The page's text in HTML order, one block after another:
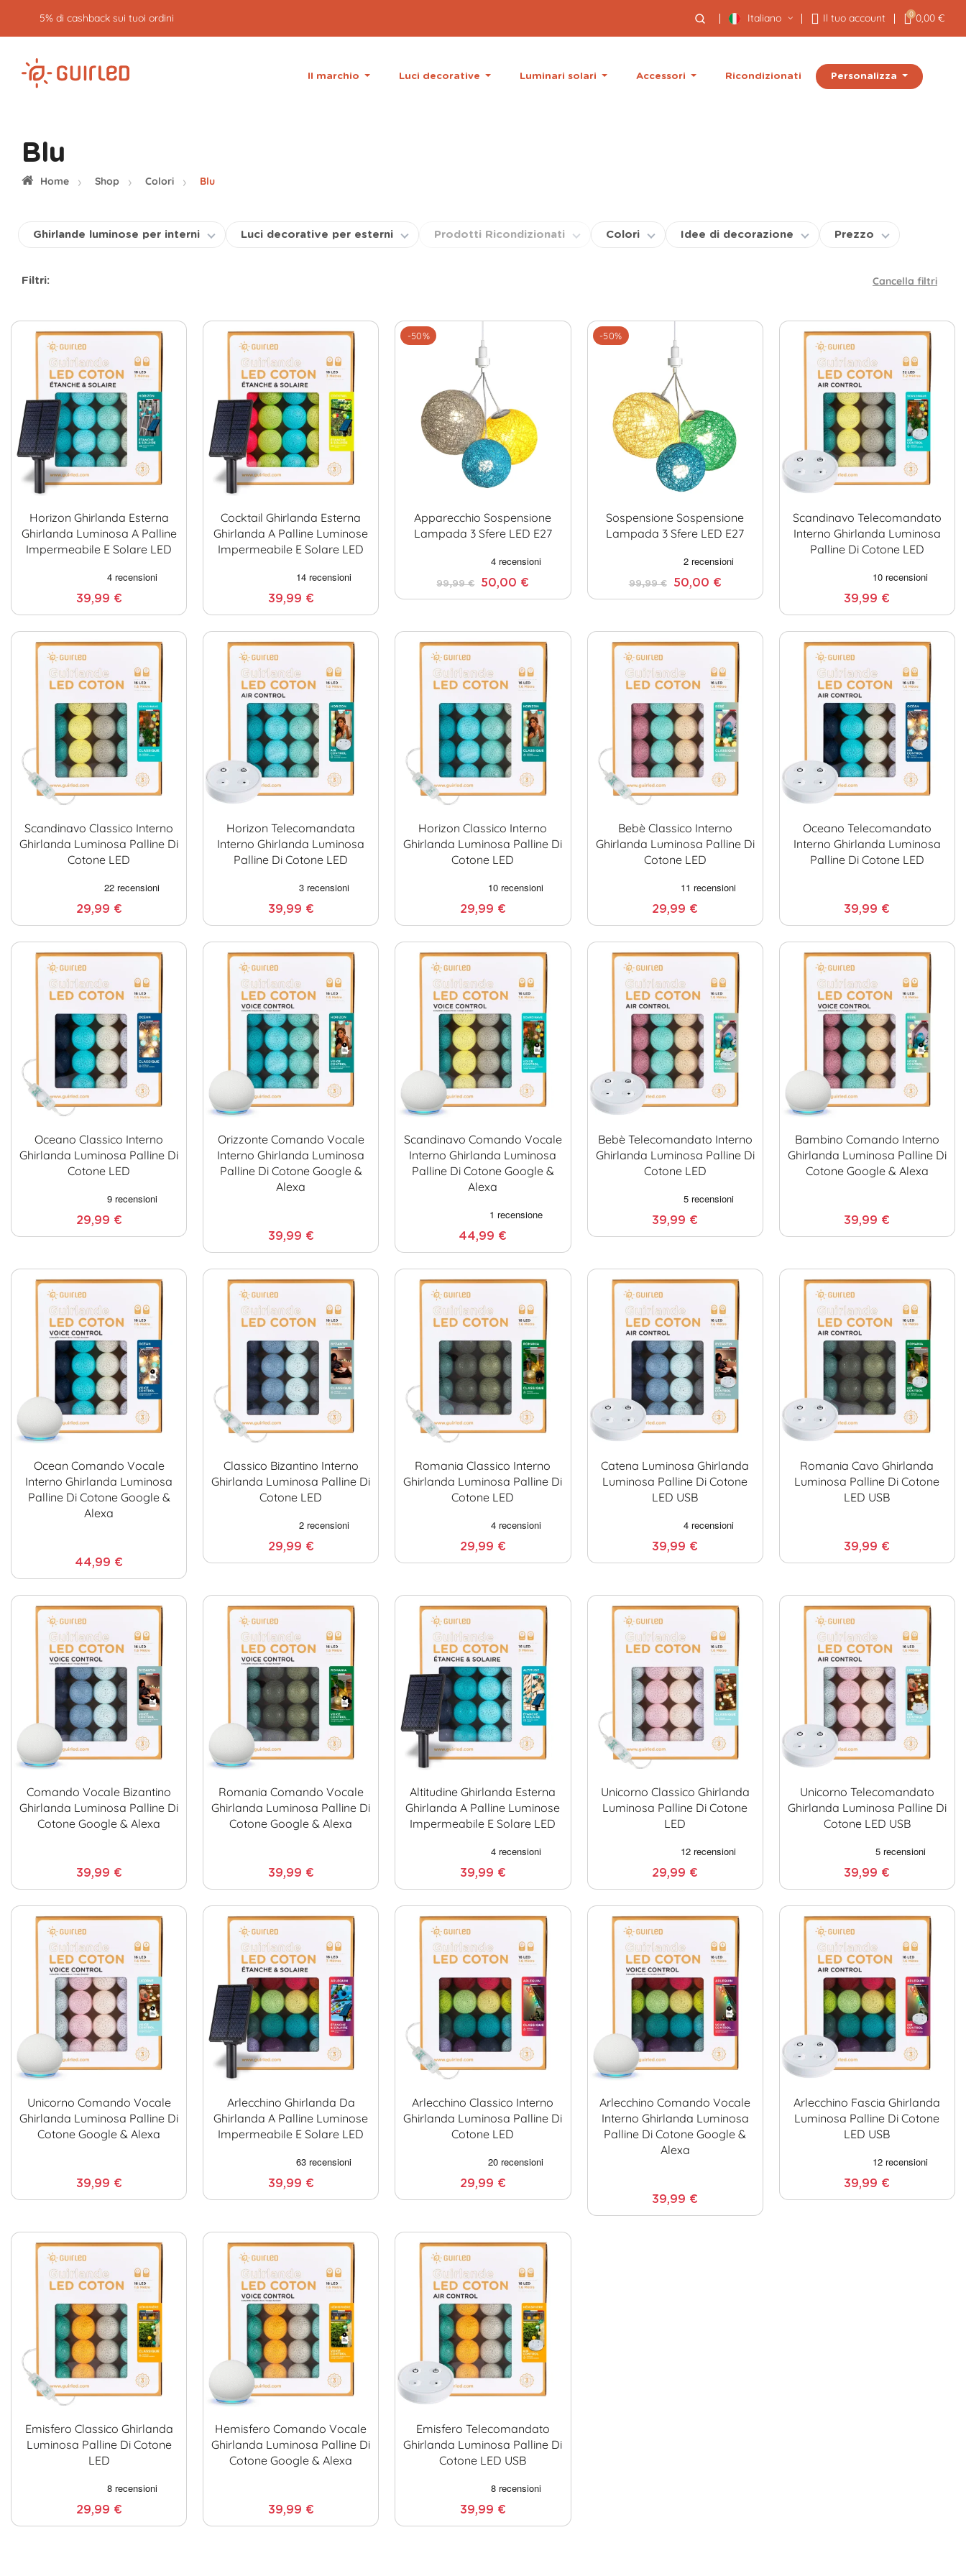
Reso gratuito entro 30 giorni Italiano Il tuo account 0 0,00 €
Il marchio Luci decorative Luminari solari Accessori Ricondizionati Personalizza
Blu
Home Shop Colori Blu
Ghirlande luminose per interni Luci decorative per esterni Prodotti Ricondizionati Colori Idee di decorazione Prezzo
Filtri: Cancella filtri
Horizon Ghirlanda Esterna
Ghirlanda Luminosa A Palline
Impermeabile E Solare LED
39,99 €
Cocktail Ghirlanda Esterna
Ghirlanda A Palline Luminose
Impermeabile E Solare LED
39,99 €
-50%
Apparecchio Sospensione
Lampada 3 Sfere LED E27
99,99 € 50,00 €
-50%
Sospensione Sospensione
Lampada 3 Sfere LED E27
99,99 € 50,00 €
Scandinavo Telecomandato
Interno Ghirlanda Luminosa
Palline Di Cotone LED
39,99 €
Scandinavo Classico Interno
Ghirlanda Luminosa Palline Di
Cotone LED
29,99 €
Horizon Telecomandata
Interno Ghirlanda Luminosa
Palline Di Cotone LED
39,99 €
Horizon Classico Interno
Ghirlanda Luminosa Palline Di
Cotone LED
29,99 €
Bebè Classico Interno
Ghirlanda Luminosa Palline Di
Cotone LED
29,99 €
Oceano Telecomandato
Interno Ghirlanda Luminosa
Palline Di Cotone LED
39,99 €
Oceano Classico Interno
Ghirlanda Luminosa Palline Di
Cotone LED
29,99 €
Orizzonte Comando Vocale
Interno Ghirlanda Luminosa
Palline Di Cotone Google &
Alexa
39,99 €
Scandinavo Comando Vocale
Interno Ghirlanda Luminosa
Palline Di Cotone Google &
Alexa
44,99 €
Bebè Telecomandato Interno
Ghirlanda Luminosa Palline Di
Cotone LED
39,99 €
Bambino Comando Interno
Ghirlanda Luminosa Palline Di
Cotone Google & Alexa
39,99 €
Ocean Comando Vocale
Interno Ghirlanda Luminosa
Palline Di Cotone Google &
Alexa
44,99 €
Classico Bizantino Interno
Ghirlanda Luminosa Palline Di
Cotone LED
29,99 €
Romania Classico Interno
Ghirlanda Luminosa Palline Di
Cotone LED
29,99 €
Catena Luminosa Ghirlanda
Luminosa Palline Di Cotone
LED USB
39,99 €
Romania Cavo Ghirlanda
Luminosa Palline Di Cotone
LED USB
39,99 €
Comando Vocale Bizantino
Ghirlanda Luminosa Palline Di
Cotone Google & Alexa
39,99 €
Romania Comando Vocale
Ghirlanda Luminosa Palline Di
Cotone Google & Alexa
39,99 €
Altitudine Ghirlanda Esterna
Ghirlanda A Palline Luminose
Impermeabile E Solare LED
39,99 €
Unicorno Classico Ghirlanda
Luminosa Palline Di Cotone
LED
29,99 €
Unicorno Telecomandato
Ghirlanda Luminosa Palline Di
Cotone LED USB
39,99 €
Unicorno Comando Vocale
Ghirlanda Luminosa Palline Di
Cotone Google & Alexa
39,99 €
Arlecchino Ghirlanda Da
Ghirlanda A Palline Luminose
Impermeabile E Solare LED
39,99 €
Arlecchino Classico Interno
Ghirlanda Luminosa Palline Di
Cotone LED
29,99 €
Arlecchino Comando Vocale
Interno Ghirlanda Luminosa
Palline Di Cotone Google &
Alexa
39,99 €
Arlecchino Fascia Ghirlanda
Luminosa Palline Di Cotone
LED USB
39,99 €
Emisfero Classico Ghirlanda
Luminosa Palline Di Cotone
LED
29,99 €
Hemisfero Comando Vocale
Ghirlanda Luminosa Palline Di
Cotone Google & Alexa
39,99 €
Emisfero Telecomandato
Ghirlanda Luminosa Palline Di
Cotone LED USB
39,99 €